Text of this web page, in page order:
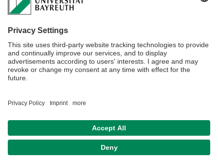
19.01.2026
Ankündigung Vortrag Dr. Silvia Bonetti zum Thema
Recht“ - WiSe 2025/2026
13.01.2026
Ankündigung Seminar „Widerrufsrechte“ Sommersemester
2026
Terms of Use
Contact
Declaration on accessibility